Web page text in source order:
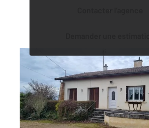
Contacter l'agence
Demander une
BRIENNE 71
137,85 m
2, 7 pièces
Ref : 2811
Maison à vendre
160 500 €